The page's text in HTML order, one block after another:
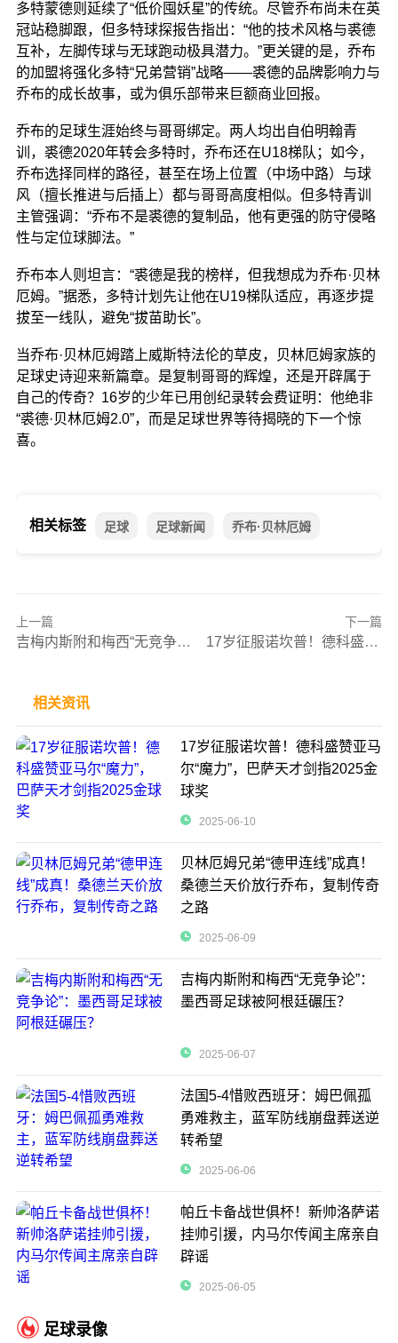
多特蒙德则延续了“低价囤妖星”的传统。尽管乔布尚未在英
冠站稳脚跟，但多特球探报告指出：“他的技术风格与裘德
互补，左脚传球与无球跑动极具潜力。”更关键的是，乔布
的加盟将强化多特“兄弟营销”战略——裘德的品牌影响力与
乔布的成长故事，或为俱乐部带来巨额商业回报。
乔布的足球生涯始终与哥哥绑定。两人均出自伯明翰青
训，裘德2020年转会多特时，乔布还在U18梯队；如今，
乔布选择同样的路径，甚至在场上位置（中场中路）与球
风（擅长推进与后插上）都与哥哥高度相似。但多特青训
主管强调：“乔布不是裘德的复制品，他有更强的防守侵略
性与定位球脚法。”
乔布本人则坦言：“裘德是我的榜样，但我想成为乔布·贝林
厄姆。”据悉，多特计划先让他在U19梯队适应，再逐步提
拔至一线队，避免“拔苗助长”。
当乔布·贝林厄姆踏上威斯特法伦的草皮，贝林厄姆家族的
足球史诗迎来新篇章。是复制哥哥的辉煌，还是开辟属于
自己的传奇？16岁的少年已用创纪录转会费证明：他绝非
“裘德·贝林厄姆2.0”，而是足球世界等待揭晓的下一个惊
喜。
相关标签 足球 足球新闻 乔布·贝林厄姆
上一篇
吉梅内斯附和梅西“无竞争论”：墨西哥足球被阿根廷碾压？
下一篇
17岁征服诺坎普！德科盛赞亚马尔“魔力”，巴萨天才剑指2025金球奖
相关资讯
17岁征服诺坎普！德科盛赞亚马
尔“魔力”，巴萨天才剑指2025金
球奖
2025-06-10
贝林厄姆兄弟“德甲连线”成真！
桑德兰天价放行乔布，复制传奇
之路
2025-06-09
吉梅内斯附和梅西“无竞争论”：
墨西哥足球被阿根廷碾压？
2025-06-07
法国5-4惜败西班牙：姆巴佩孤
勇难救主，蓝军防线崩盘葬送逆
转希望
2025-06-06
帕丘卡备战世俱杯！新帅洛萨诺
挂帅引援，内马尔传闻主席亲自
辟谣
2025-06-05
足球录像